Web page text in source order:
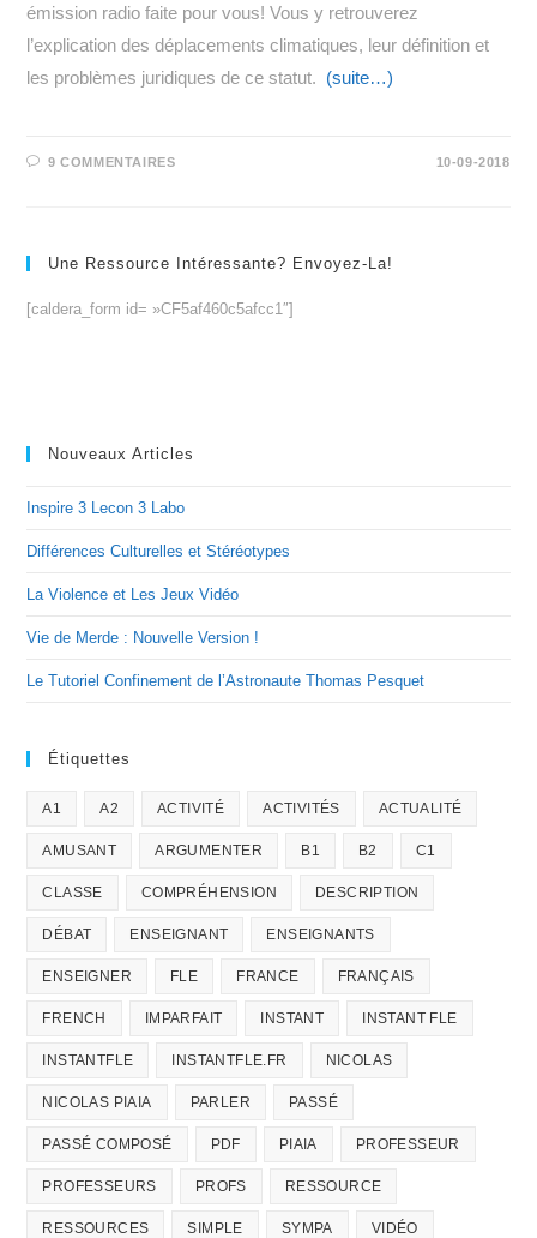
émission radio faite pour vous! Vous y retrouverez
l’explication des déplacements climatiques, leur définition et
les problèmes juridiques de ce statut. (suite…)
9 COMMENTAIRES 10-09-2018
Une Ressource Intéressante? Envoyez-La!
[caldera_form id= »CF5af460c5afcc1″]
Nouveaux Articles
Inspire 3 Lecon 3 Labo
Différences Culturelles et Stéréotypes
La Violence et Les Jeux Vidéo
Vie de Merde : Nouvelle Version !
Le Tutoriel Confinement de l’Astronaute Thomas Pesquet
Étiquettes
A1 A2 ACTIVITÉ ACTIVITÉS ACTUALITÉ
AMUSANT ARGUMENTER B1 B2 C1
CLASSE COMPRÉHENSION DESCRIPTION
DÉBAT ENSEIGNANT ENSEIGNANTS
ENSEIGNER FLE FRANCE FRANÇAIS
FRENCH IMPARFAIT INSTANT INSTANT FLE
INSTANTFLE INSTANTFLE.FR NICOLAS
NICOLAS PIAIA PARLER PASSÉ
PASSÉ COMPOSÉ PDF PIAIA PROFESSEUR
PROFESSEURS PROFS RESSOURCE
RESSOURCES SIMPLE SYMPA VIDÉO